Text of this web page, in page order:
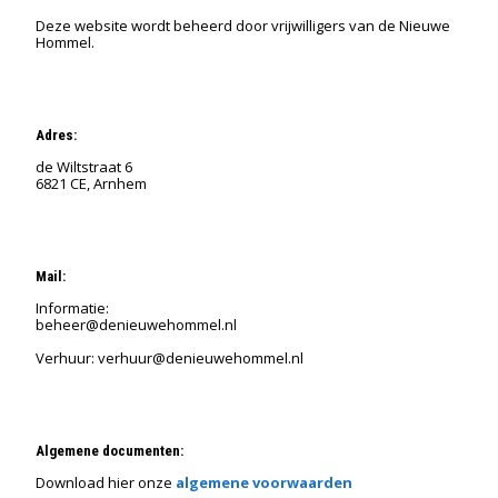
Deze website wordt beheerd door vrijwilligers van de Nieuwe
Hommel.
Adres:
de Wiltstraat 6
6821 CE, Arnhem
Mail:
Informatie:
beheer@denieuwehommel.nl
Verhuur: verhuur@denieuwehommel.nl
Algemene documenten:
Download hier onze algemene voorwaarden